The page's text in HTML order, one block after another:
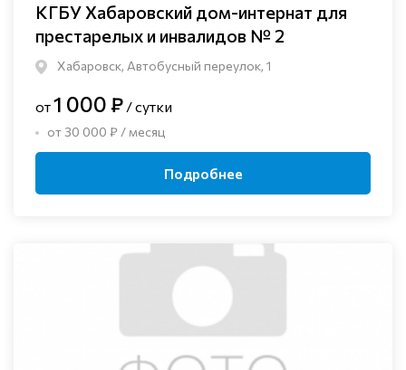
КГБУ Хабаровский дом-интернат для
престарелых и инвалидов № 2
Хабаровск, Автобусный переулок, 1
от1 000 ₽ / сутки
от 30 000 ₽ / месяц
Подробнее